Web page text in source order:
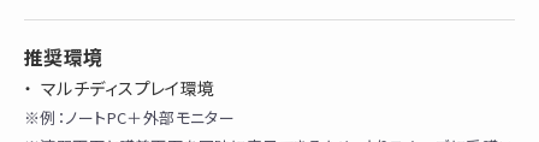
推奨環境
マルチディスプレイ環境
※例：ノートPC＋外部モニター